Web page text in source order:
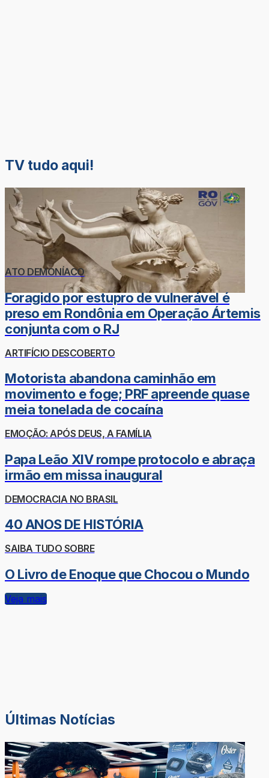
TV tudo aqui!
ATO DEMONÍACO
Foragido por estupro de vulnerável é
preso em Rondônia em Operação Ártemis
conjunta com o RJ
ARTIFÍCIO DESCOBERTO
Motorista abandona caminhão em
movimento e foge; PRF apreende quase
meia tonelada de cocaína
EMOÇÃO: APÓS DEUS, A FAMÍLIA
Papa Leão XIV rompe protocolo e abraça
irmão em missa inaugural
DEMOCRACIA NO BRASIL
40 ANOS DE HISTÓRIA
SAIBA TUDO SOBRE
O Livro de Enoque que Chocou o Mundo
Veja mais
Últimas Notícias